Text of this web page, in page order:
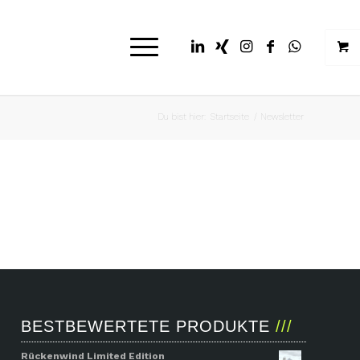
Du bist hier: Startseite Newsletter
BESTBEWERTETE PRODUKTE
Rückenwind Limited Edition